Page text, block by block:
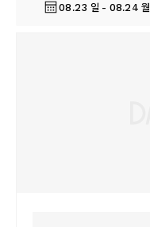
08.23 일 - 08.24 월